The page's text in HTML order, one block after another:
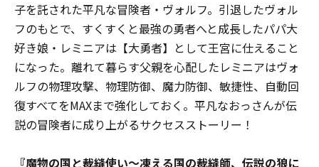
子を託された平凡な冒険者・ヴォルフ。引退したヴォル
フのもとで、すくすくと最強の勇者へと成長したパパ大
好き娘・レミニアは【大勇者】として王宮に仕えること
になった。離れて暮らす父親を心配したレミニアはヴォ
ルフの物理攻撃、物理防御、魔力防御、敏捷性、自動回
復すべてをMAXまで強化しておく。平凡なおっさんが伝
説の冒険者に成り上がるサクセスストーリー！
『魔物の国と裁縫使い～凍える国の裁縫師、伝説の狼に